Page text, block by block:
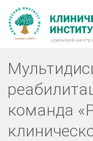
уральский
команда